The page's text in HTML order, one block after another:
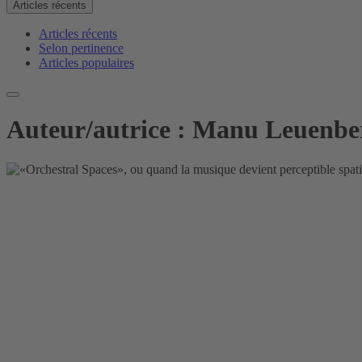
Articles récents
Articles récents
Selon pertinence
Articles populaires
Auteur/autrice : Manu